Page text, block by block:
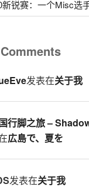
新锐赛：一个Misc选
发表在关于我
行脚之旅 –
広島で、夏を
发表在关于我